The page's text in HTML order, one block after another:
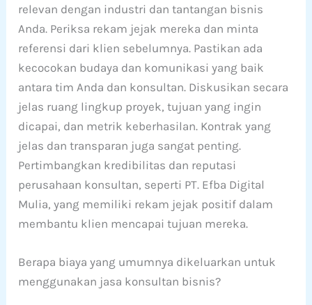
relevan dengan industri dan tantangan bisnis
Anda. Periksa rekam jejak mereka dan minta
referensi dari klien sebelumnya. Pastikan ada
kecocokan budaya dan komunikasi yang baik
antara tim Anda dan konsultan. Diskusikan secara
jelas ruang lingkup proyek, tujuan yang ingin
dicapai, dan metrik keberhasilan. Kontrak yang
jelas dan transparan juga sangat penting.
Pertimbangkan kredibilitas dan reputasi
perusahaan konsultan, seperti PT. Efba Digital
Mulia, yang memiliki rekam jejak positif dalam
membantu klien mencapai tujuan mereka.
Berapa biaya yang umumnya dikeluarkan untuk
menggunakan jasa konsultan bisnis?